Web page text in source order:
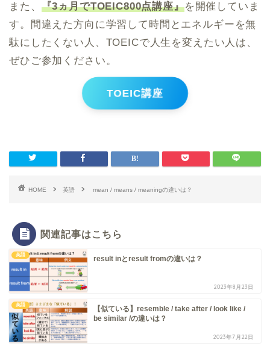
また、 『3ヵ月でTOEIC800点講座』を開催していま
す。間違えた方向に学習して時間とエネルギーを無
駄にしたくない人、TOEICで人生を変えたい人は、
ぜひご参加ください。
TOEIC講座
HOME 英語 mean / means / meaningの違いは？
関連記事はこちら
英語 result inとresult fromの違いは？
2023年8月23日
英語
【似ている】resemble / take after / look like /
be similar /の違いは？
2023年7月22日